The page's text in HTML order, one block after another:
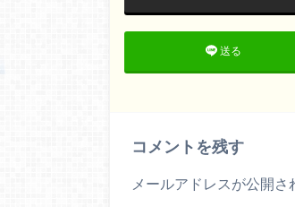
送る
コメントを残す
メールアドレスが公開さ